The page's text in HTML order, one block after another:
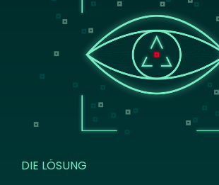
DIE LÖSUNG